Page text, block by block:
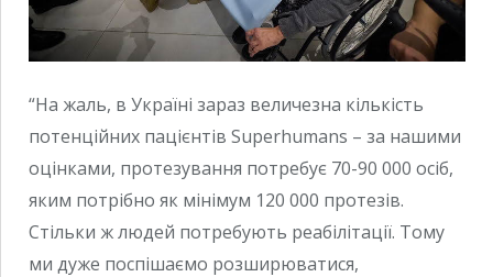
“На жаль, в Україні зараз величезна кількість
потенційних пацієнтів Superhumans – за нашими
оцінками, протезування потребує 70-90 000 осіб,
яким потрібно як мінімум 120 000 протезів.
Стільки ж людей потребують реабілітації. Тому
ми дуже поспішаємо розширюватися,